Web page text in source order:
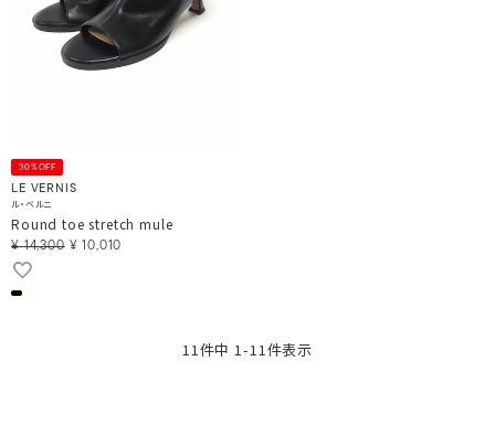
30%OFF
LE VERNIS
ル・ベルニ
Round toe stretch mule
¥ 14,300 ¥ 10,010
11 件中 1 -11 件表示